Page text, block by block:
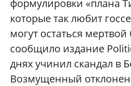
формулировки «плана
которые так любит
могут остаться мертвой
сообщило издание
днях учинил скандал в
Возмущенный